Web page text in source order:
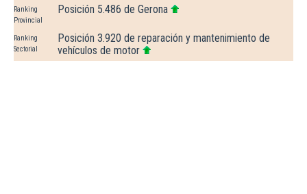
Ranking
Provincial
Posición 5.486 de Gerona
Ranking
Sectorial
Posición 3.920 de reparación y mantenimiento de
vehículos de motor